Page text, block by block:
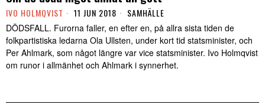
IVO HOLMQVIST 11 JUN 2018 SAMHÄLLE
DÖDSFALL. Furorna faller, en efter en, på allra sista tiden de
folkpartistiska ledarna Ola Ullsten, under kort tid statsminister, och
Per Ahlmark, som något längre var vice statsminister. Ivo Holmqvist
om runor i allmänhet och Ahlmark i synnerhet.